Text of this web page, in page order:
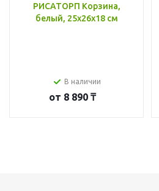
РИСАТОРП Корзина,
белый, 25x26x18 см
В наличии
от 8 890 ₸